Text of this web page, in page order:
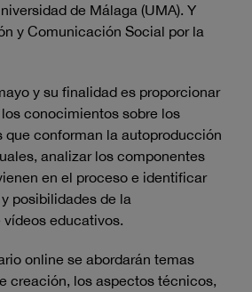
de Málaga (UMA). Y
y Comunicación Social por la
y su finalidad es proporcionar
conocimientos sobre los
conforman la autoproducción
analizar los componentes
en el proceso e identificar
posibilidades de la
educativos.
online se abordarán temas
creación, los aspectos técnicos,